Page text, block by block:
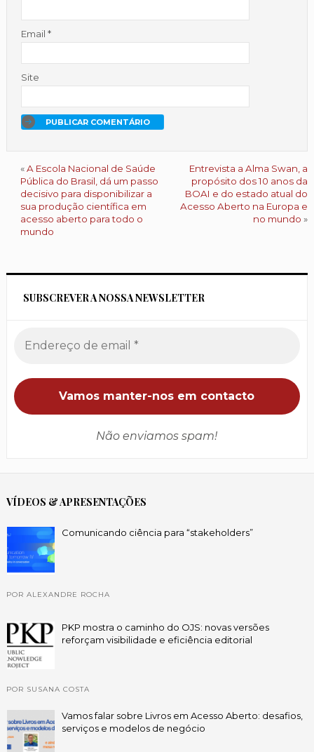
Email *
Site
«A Escola Nacional de Saúde
Pública do Brasil, dá um passo
decisivo para disponibilizar a
sua produção científica em
acesso aberto para todo o
mundo
Entrevista a Alma Swan, a
propósito dos 10 anos da
BOAI e do estado atual do
Acesso Aberto na Europa e
no mundo »
SUBSCREVER A NOSSA NEWSLETTER
Não enviamos spam!
VÍDEOS & APRESENTAÇÕES
Comunicando ciência para “stakeholders”
POR ALEXANDRE ROCHA
PKP mostra o caminho do OJS: novas versões
reforçam visibilidade e eficiência editorial
POR SUSANA COSTA
Vamos falar sobre Livros em Acesso Aberto: desafios,
serviços e modelos de negócio